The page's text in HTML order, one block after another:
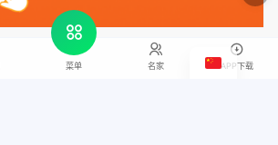
菜单 名家 APP下载